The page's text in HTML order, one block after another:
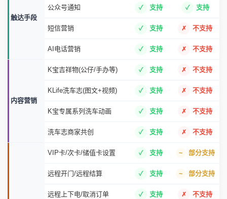
触达手段
公众号通知 支持 支持
短信营销 支持 不支持
AI电话营销 支持 不支持
内容营销
K宝吉祥物(公仔/手办等) 支持 不支持
KLife洗车志(图文+视频) 支持 不支持
K宝专属系列洗车动画 支持 不支持
洗车志商家共创 支持 不支持
VIP卡/次卡/储值卡设置 支持 部分支持
远程开门/远程结算 支持 部分支持
远程上下电/取消订单 支持 不支持